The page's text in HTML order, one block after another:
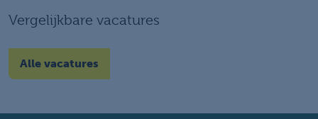
Vergelijkbare vacatures
Alle vacatures